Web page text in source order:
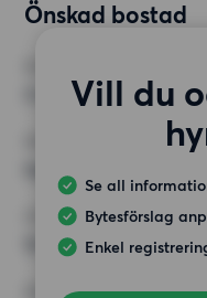
Önskad bostad
Vill du
Se all
Bytesförslag
Enkel
MINST ANTAL
HÖGSTA HYRA
12 500 kr